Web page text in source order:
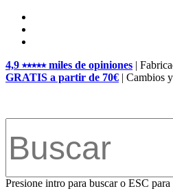
Skip
main
4,9 ⭑⭑⭑⭑⭑ miles de opiniones |
GRATIS a partir de 70€ | Cambios
Presione intro para buscar o ESC para